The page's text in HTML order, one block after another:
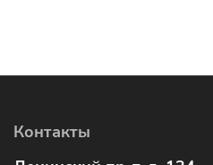
Контакты